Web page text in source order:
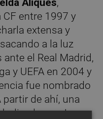
entre 1997 y
extensa y
a la luz
el Real Madrid,
y UEFA en 2004 y
fue nombrado
de ahí, una
por Juan